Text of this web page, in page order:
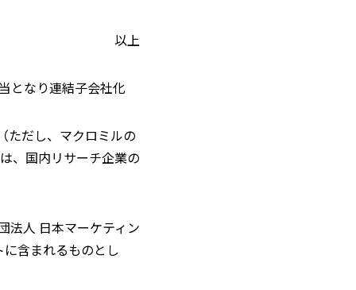
以上
となり連結子会社化
ただし、マクロミルの
、国内リサーチ企業の
法人 日本マーケティン
含まれるものとし